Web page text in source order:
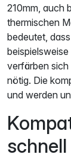
210mm, auch
thermischen
bedeutet,
verfärben sich
nötig. Die
und werden